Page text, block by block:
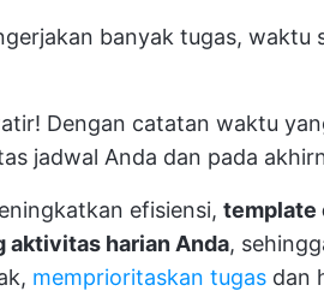
banyak tugas, waktu
Dengan catatan waktu
jadwal Anda dan pada
efisiensi, template
aktivitas harian Anda,
memprioritaskan tugas dan